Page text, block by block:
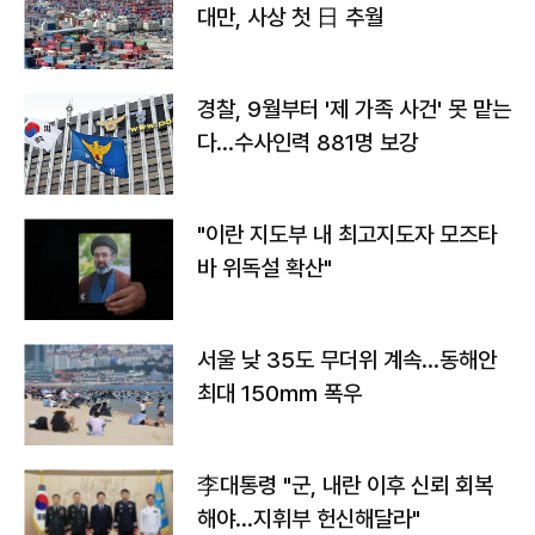
대만, 사상 첫 日 추월
경찰, 9월부터 '제 가족 사건' 못 맡는
다…수사인력 881명 보강
"이란 지도부 내 최고지도자 모즈타
바 위독설 확산"
서울 낮 35도 무더위 계속…동해안
최대 150㎜ 폭우
李대통령 "군, 내란 이후 신뢰 회복
해야…지휘부 헌신해달라"